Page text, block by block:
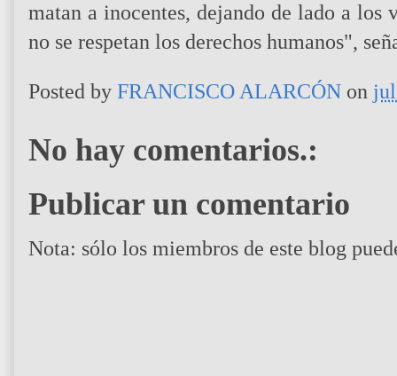
matan a inocentes, dejando de lado a los
no se respetan los derechos humanos",
Posted by FRANCISCO ALARCÓN on
No hay comentarios.:
Publicar un comentario
Nota: sólo los miembros de este blog